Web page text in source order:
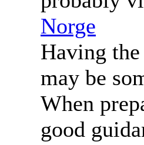
Norge
Having
may be
When
good